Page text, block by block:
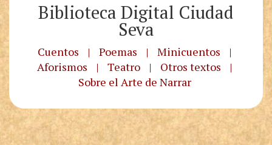
Biblioteca Digital Ciudad
Seva
Cuentos | Poemas | Minicuentos
|
Aforismos
| Teatro | Otros textos
|
Sobre el Arte de Narrar